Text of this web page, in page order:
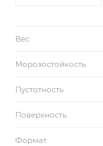
Вес
Морозостойкость
Пустотность
Поверхность
Формат